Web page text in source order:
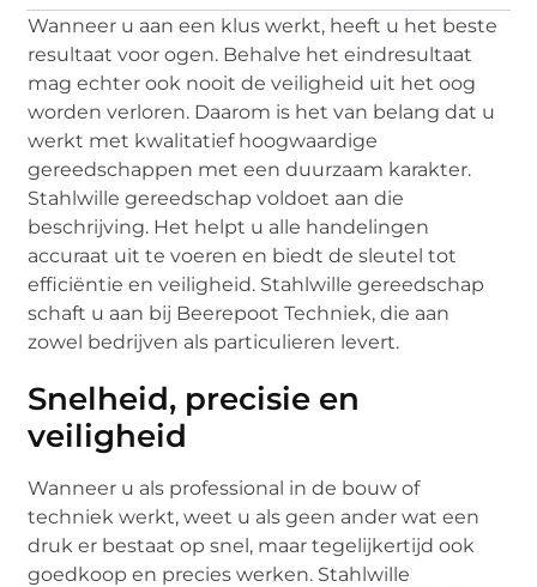
Wanneer u aan een klus werkt, heeft u het beste
resultaat voor ogen. Behalve het eindresultaat
mag echter ook nooit de veiligheid uit het oog
worden verloren. Daarom is het van belang dat u
werkt met kwalitatief hoogwaardige
gereedschappen met een duurzaam karakter.
Stahlwille gereedschap voldoet aan die
beschrijving. Het helpt u alle handelingen
accuraat uit te voeren en biedt de sleutel tot
efficiëntie en veiligheid. Stahlwille gereedschap
schaft u aan bij Beerepoot Techniek, die aan
zowel bedrijven als particulieren levert.
Snelheid, precisie en
veiligheid
Wanneer u als professional in de bouw of
techniek werkt, weet u als geen ander wat een
druk er bestaat op snel, maar tegelijkertijd ook
goedkoop en precies werken. Stahlwille